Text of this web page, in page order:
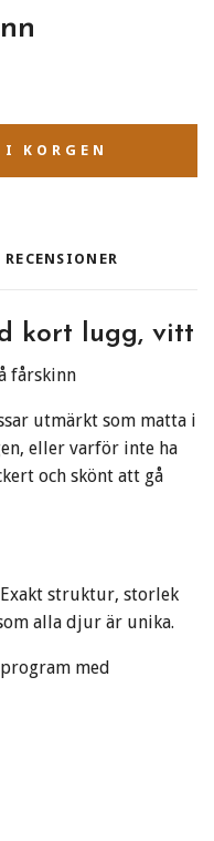
I KORGEN
RECENSIONER
kort lugg, vitt
fårskinn
utmärkt som matta i
eller varför inte ha
och skönt att gå
struktur, storlek
alla djur är unika.
med